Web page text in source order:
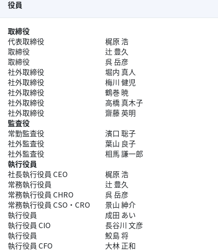
役員
取締役
代表取締役
梶原 浩
取締役
辻󠄀 豊久
取締役
呉 岳彦
社外取締役
堀内 真人
社外取締役
梅川 健児
社外取締役
鶴巻 暁
社外取締役
高橋 真木子
社外取締役
齋藤 英明
監査役
常勤監査役
濱口 聡子
社外監査役
葉山 良子
社外監査役
相馬 謙一郎
執行役員
社長執行役員 CEO
梶原 浩
常務執行役員
辻󠄀 豊久
常務執行役員 CHRO
呉 岳彦
常務執行役員 CSO・CRO
景山 紳介
執行役員
成田 あい
執行役員 CIO
長谷川 文彦
執行役員
鮫島 将
執行役員 CFO
大林 正和